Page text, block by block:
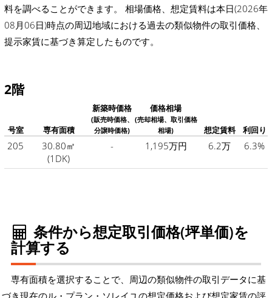
料を調べることができます。 相場価格、想定賃料は本日(2026年
08月06日)時点の周辺地域における過去の類似物件の取引価格、
提示家賃に基づき算定したものです。
2階
号室 専有面積
新築時価格
(販売時価格、
分譲時価格)
価格相場
(売却相場、取引価格
相場)
想定賃料 利回り
205
30.80㎡
(1DK)
- 1,195万円 6.2万 6.3%
条件から想定取引価格(坪単価)を
計算する
専有面積を選択することで、周辺の類似物件の取引データに基